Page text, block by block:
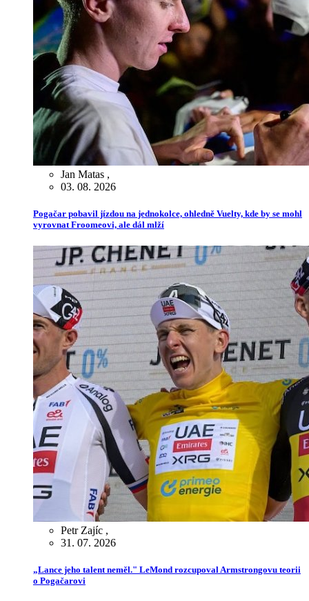
Jan Matas ,
03. 08. 2026
Pogačar pobavil jízdou na jednokolce, ohledně Vuelty, kde by se mohl
vyrovnat Froomeovi, ale dál mlží
Petr Zajíc ,
31. 07. 2026
„Lance jeho talent neměl." LeMond rozcupoval Armstrongovu teorii
o Pogačarovi